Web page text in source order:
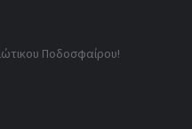
Ποδοσφαίρου!